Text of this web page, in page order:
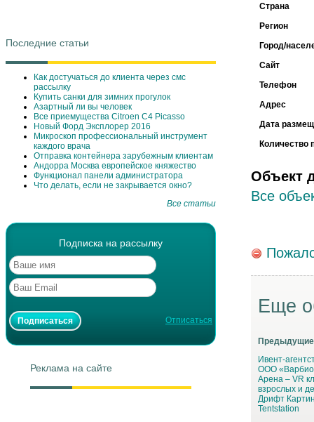
Последние статьи
Как достучаться до клиента через смс
рассылку
Купить санки для зимних прогулок
Азартный ли вы человек
Все приемущества Сitroen C4 Picasso
Новый Форд Эксплорер 2016
Микроскоп профессиональный инструмент
каждого врача
Отправка контейнера зарубежным клиентам
Андорра Москва европейское княжество
Функционал панели администратора
Что делать, если не закрывается окно?
Все статьи
Подписка на рассылку
Отписаться
Реклама на сайте
Страна
Регион
Город/
Сайт
Телефон
Адрес
Дата
Количество
Объект
Все
Еще
Ивент-
ООО
Арена – VR
взрослых и
Дрифт
Tentstation